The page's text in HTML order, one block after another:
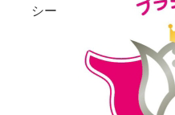
シー